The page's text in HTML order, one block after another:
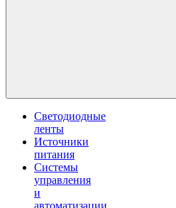
Светодиодные
ленты
Источники
питания
Системы
управления
и
автоматизации